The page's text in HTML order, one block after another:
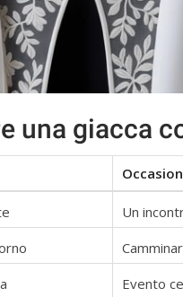
una giacca
Un
Evento